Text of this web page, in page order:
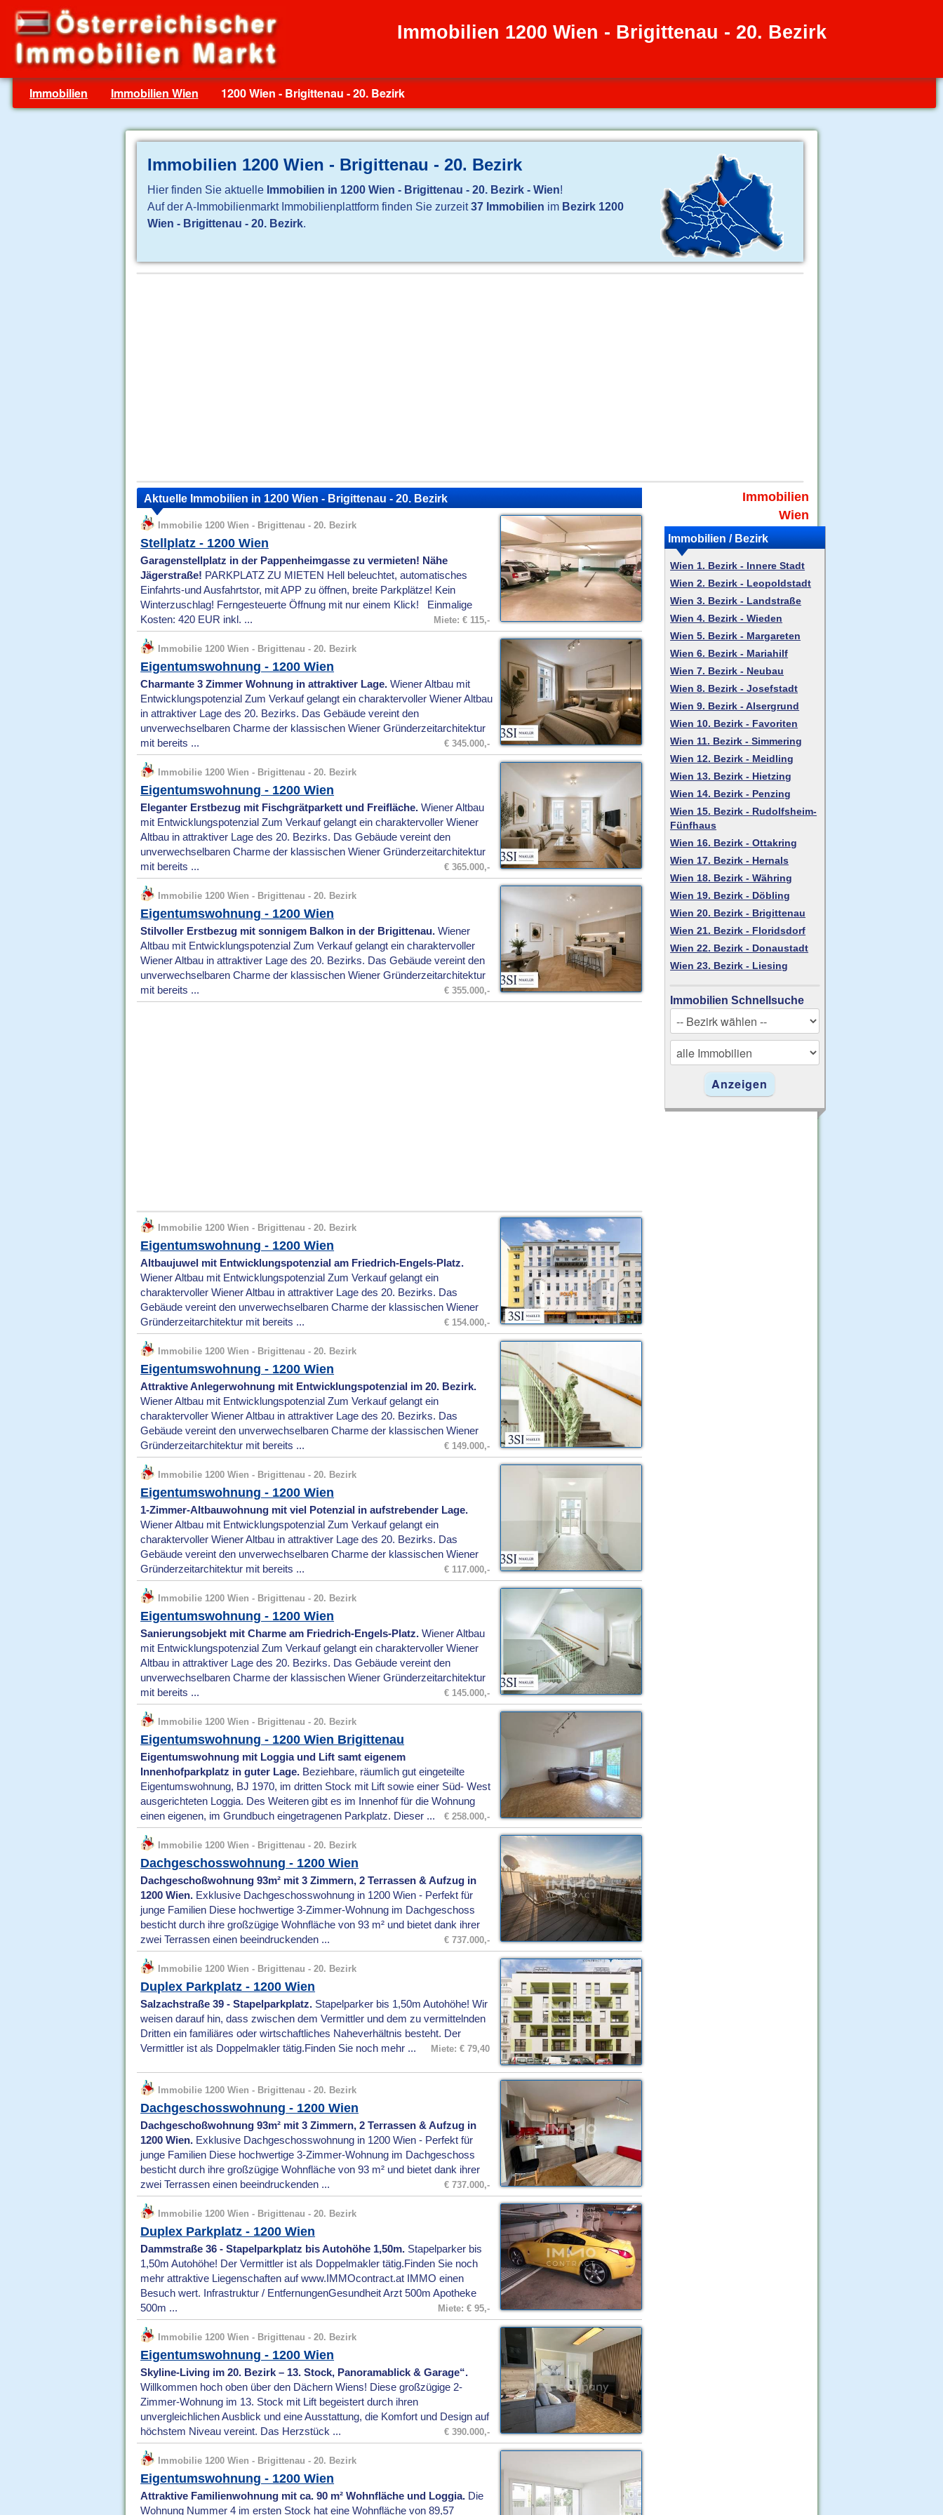
Immobilien 1200 Wien - Brigittenau - 20. Bezirk
Immobilien Immobilien Wien 1200 Wien - Brigittenau - 20. Bezirk
Immobilien 1200 Wien - Brigittenau - 20. Bezirk
Hier finden Sie aktuelle Immobilien in 1200 Wien - Brigittenau - 20. Bezirk - Wien!
Auf der A-Immobilienmarkt Immobilienplattform finden Sie zurzeit37 Immobilien im Bezirk 1200
Wien - Brigittenau - 20. Bezirk.
Aktuelle Immobilien in 1200 Wien - Brigittenau - 20. Bezirk
Immobilie 1200 Wien - Brigittenau - 20. Bezirk
Stellplatz - 1200 Wien
Garagenstellplatz in der Pappenheimgasse zu vermieten! Nähe
Jägerstraße! PARKPLATZ ZU MIETEN Hell beleuchtet, automatisches
Einfahrts-und Ausfahrtstor, mit APP zu öffnen, breite Parkplätze! Kein
Winterzuschlag! Ferngesteuerte Öffnung mit nur einem Klick! Einmalige
Kosten: 420 EUR inkl. ...
Miete: € 115,-
Immobilie 1200 Wien - Brigittenau - 20. Bezirk
Eigentumswohnung - 1200 Wien
Charmante 3 Zimmer Wohnung in attraktiver Lage. Wiener Altbau mit
Entwicklungspotenzial Zum Verkauf gelangt ein charaktervoller Wiener Altbau
in attraktiver Lage des 20. Bezirks. Das Gebäude vereint den
unverwechselbaren Charme der klassischen Wiener Gründerzeitarchitektur
mit bereits ...
€ 345.000,-
Immobilie 1200 Wien - Brigittenau - 20. Bezirk
Eigentumswohnung - 1200 Wien
Eleganter Erstbezug mit Fischgrätparkett und Freifläche. Wiener Altbau
mit Entwicklungspotenzial Zum Verkauf gelangt ein charaktervoller Wiener
Altbau in attraktiver Lage des 20. Bezirks. Das Gebäude vereint den
unverwechselbaren Charme der klassischen Wiener Gründerzeitarchitektur
mit bereits ...
€ 365.000,-
Immobilie 1200 Wien - Brigittenau - 20. Bezirk
Eigentumswohnung - 1200 Wien
Stilvoller Erstbezug mit sonnigem Balkon in der Brigittenau. Wiener
Altbau mit Entwicklungspotenzial Zum Verkauf gelangt ein charaktervoller
Wiener Altbau in attraktiver Lage des 20. Bezirks. Das Gebäude vereint den
unverwechselbaren Charme der klassischen Wiener Gründerzeitarchitektur
mit bereits ...
€ 355.000,-
Immobilie 1200 Wien - Brigittenau - 20. Bezirk
Eigentumswohnung - 1200 Wien
Altbaujuwel mit Entwicklungspotenzial am Friedrich-Engels-Platz.
Wiener Altbau mit Entwicklungspotenzial Zum Verkauf gelangt ein
charaktervoller Wiener Altbau in attraktiver Lage des 20. Bezirks. Das
Gebäude vereint den unverwechselbaren Charme der klassischen Wiener
Gründerzeitarchitektur mit bereits ...
€ 154.000,-
Immobilie 1200 Wien - Brigittenau - 20. Bezirk
Eigentumswohnung - 1200 Wien
Attraktive Anlegerwohnung mit Entwicklungspotenzial im 20. Bezirk.
Wiener Altbau mit Entwicklungspotenzial Zum Verkauf gelangt ein
charaktervoller Wiener Altbau in attraktiver Lage des 20. Bezirks. Das
Gebäude vereint den unverwechselbaren Charme der klassischen Wiener
Gründerzeitarchitektur mit bereits ...
€ 149.000,-
Immobilie 1200 Wien - Brigittenau - 20. Bezirk
Eigentumswohnung - 1200 Wien
1-Zimmer-Altbauwohnung mit viel Potenzial in aufstrebender Lage.
Wiener Altbau mit Entwicklungspotenzial Zum Verkauf gelangt ein
charaktervoller Wiener Altbau in attraktiver Lage des 20. Bezirks. Das
Gebäude vereint den unverwechselbaren Charme der klassischen Wiener
Gründerzeitarchitektur mit bereits ...
€ 117.000,-
Immobilie 1200 Wien - Brigittenau - 20. Bezirk
Eigentumswohnung - 1200 Wien
Sanierungsobjekt mit Charme am Friedrich-Engels-Platz. Wiener Altbau
mit Entwicklungspotenzial Zum Verkauf gelangt ein charaktervoller Wiener
Altbau in attraktiver Lage des 20. Bezirks. Das Gebäude vereint den
unverwechselbaren Charme der klassischen Wiener Gründerzeitarchitektur
mit bereits ...
€ 145.000,-
Immobilie 1200 Wien - Brigittenau - 20. Bezirk
Eigentumswohnung - 1200 Wien Brigittenau
Eigentumswohnung mit Loggia und Lift samt eigenem
Innenhofparkplatz in guter Lage. Beziehbare, räumlich gut eingeteilte
Eigentumswohnung, BJ 1970, im dritten Stock mit Lift sowie einer Süd- West
ausgerichteten Loggia. Des Weiteren gibt es im Innenhof für die Wohnung
einen eigenen, im Grundbuch eingetragenen Parkplatz. Dieser ...
€ 258.000,-
Immobilie 1200 Wien - Brigittenau - 20. Bezirk
Dachgeschosswohnung - 1200 Wien
Dachgeschoßwohnung 93m² mit 3 Zimmern, 2 Terrassen & Aufzug in
1200 Wien. Exklusive Dachgeschosswohnung in 1200 Wien - Perfekt für
junge Familien Diese hochwertige 3-Zimmer-Wohnung im Dachgeschoss
besticht durch ihre großzügige Wohnfläche von 93 m² und bietet dank ihrer
zwei Terrassen einen beeindruckenden ...
€ 737.000,-
Immobilie 1200 Wien - Brigittenau - 20. Bezirk
Duplex Parkplatz - 1200 Wien
Salzachstraße 39 - Stapelparkplatz. Stapelparker bis 1,50m Autohöhe! Wir
weisen darauf hin, dass zwischen dem Vermittler und dem zu vermittelnden
Dritten ein familiäres oder wirtschaftliches Naheverhältnis besteht. Der
Vermittler ist als Doppelmakler tätig.Finden Sie noch mehr ...
Miete: € 79,40
Immobilie 1200 Wien - Brigittenau - 20. Bezirk
Dachgeschosswohnung - 1200 Wien
Dachgeschoßwohnung 93m² mit 3 Zimmern, 2 Terrassen & Aufzug in
1200 Wien. Exklusive Dachgeschosswohnung in 1200 Wien - Perfekt für
junge Familien Diese hochwertige 3-Zimmer-Wohnung im Dachgeschoss
besticht durch ihre großzügige Wohnfläche von 93 m² und bietet dank ihrer
zwei Terrassen einen beeindruckenden ...
€ 737.000,-
Immobilie 1200 Wien - Brigittenau - 20. Bezirk
Duplex Parkplatz - 1200 Wien
Dammstraße 36 - Stapelparkplatz bis Autohöhe 1,50m. Stapelparker bis
1,50m Autohöhe! Der Vermittler ist als Doppelmakler tätig.Finden Sie noch
mehr attraktive Liegenschaften auf www.IMMOcontract.at IMMO einen
Besuch wert. Infrastruktur / EntfernungenGesundheit Arzt 500m Apotheke
500m ...
Miete: € 95,-
Immobilie 1200 Wien - Brigittenau - 20. Bezirk
Eigentumswohnung - 1200 Wien
Skyline-Living im 20. Bezirk – 13. Stock, Panoramablick & Garage“.
Willkommen hoch oben über den Dächern Wiens! Diese großzügige 2-
Zimmer-Wohnung im 13. Stock mit Lift begeistert durch ihren
unvergleichlichen Ausblick und eine Ausstattung, die Komfort und Design auf
höchstem Niveau vereint. Das Herzstück ...
€ 390.000,-
Immobilie 1200 Wien - Brigittenau - 20. Bezirk
Eigentumswohnung - 1200 Wien
Attraktive Familienwohnung mit ca. 90 m² Wohnfläche und Loggia. Die
Wohnung Nummer 4 im ersten Stock hat eine Wohnfläche von 89,57
Immobilien
Wien
Immobilien / Bezirk
Wien 1. Bezirk - Innere Stadt
Wien 2. Bezirk - Leopoldstadt
Wien 3. Bezirk - Landstraße
Wien 4. Bezirk - Wieden
Wien 5. Bezirk - Margareten
Wien 6. Bezirk - Mariahilf
Wien 7. Bezirk - Neubau
Wien 8. Bezirk - Josefstadt
Wien 9. Bezirk - Alsergrund
Wien 10. Bezirk - Favoriten
Wien 11. Bezirk - Simmering
Wien 12. Bezirk - Meidling
Wien 13. Bezirk - Hietzing
Wien 14. Bezirk - Penzing
Wien 15. Bezirk - Rudolfsheim-
Fünfhaus
Wien 16. Bezirk - Ottakring
Wien 17. Bezirk - Hernals
Wien 18. Bezirk - Währing
Wien 19. Bezirk - Döbling
Wien 20. Bezirk - Brigittenau
Wien 21. Bezirk - Floridsdorf
Wien 22. Bezirk - Donaustadt
Wien 23. Bezirk - Liesing
Immobilien Schnellsuche